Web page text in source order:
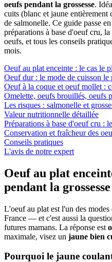
oeufs pendant la grossesse.
cuits (blanc et jaune
de salmonelle. Ce guide passe
préparations à base d'oeuf cru,
oeufs, et tous les conseils
mois.
Oeuf au plat enceinte : le cas le
Oeuf dur : le mode de cuisson le
Oeuf à la coque et oeuf mollet :
Omelette, oeufs brouillés, oeufs
Les risques : salmonelle et
Valeur nutritionnelle détaillée
Préparations à base d'oeuf cru :
Conservation et fraîcheur des
Conseils pratiques
L'avis de notre expert
Oeuf au plat
pendant la
L'oeuf au plat est l'un des
France — et c'est aussi la
futures mamans. La réponse est
maximale, visez un jaune bien
Pourquoi le jaune